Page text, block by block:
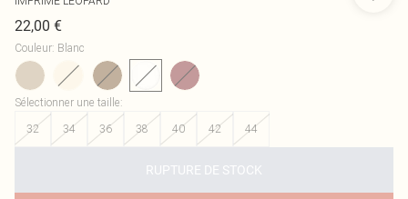
22,00 €
Couleur: Blanc
Sélectionner une taille:
32
34 36 38 40 42 44
RUPTURE DE STOCK